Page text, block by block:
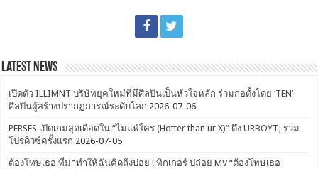
Latest News
เปิดตัว ILLIMNT บริษัทยุคใหม่ที่มีศิลปินเป็นหัวใจหลัก ร่วมก่อตั้งโดย ‘TEN’
ศิลปินผู้สร้างปรากฏการณ์ระดับโลก 2026-07-06
PERSES เปิดเกมสุดเดือดใน “ไม่แพ้ใคร (Hotter than ur X)” ดึง URBOYTJ ร่วม
โปรดิวซ์ครั้งแรก 2026-07-05
ต้องโทษเธอ ที่มาทำให้ฉันคิดถึงบ่อย ! ทิกเกอร์ ปล่อย MV “ต้องโทษเธอ